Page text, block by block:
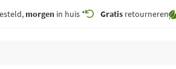
morgen in huis * Gratis retourneren